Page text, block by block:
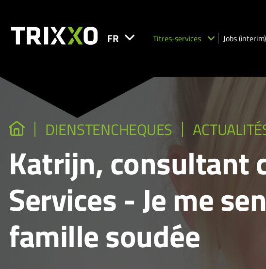
FR Titres-services Jobs (interim)
DIENSTENCHEQUES
Katrijn, consultant
Services - Je me
famille soudée